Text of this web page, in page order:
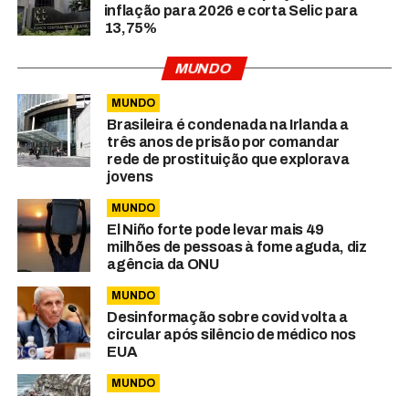
inflação para 2026 e corta Selic para
13,75%
MUNDO
MUNDO
Brasileira é condenada na Irlanda a
três anos de prisão por comandar
rede de prostituição que explorava
jovens
MUNDO
El Niño forte pode levar mais 49
milhões de pessoas à fome aguda, diz
agência da ONU
MUNDO
Desinformação sobre covid volta a
circular após silêncio de médico nos
EUA
MUNDO